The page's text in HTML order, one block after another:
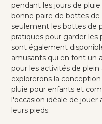
pendant les jours de
bonne paire de bottes de
seulement les bottes de
pratiques pour garder les
sont également
amusants qui en font un
pour les activités de plein
explorerons la
pluie pour enfants et
l'occasion idéale de
leurs pieds.